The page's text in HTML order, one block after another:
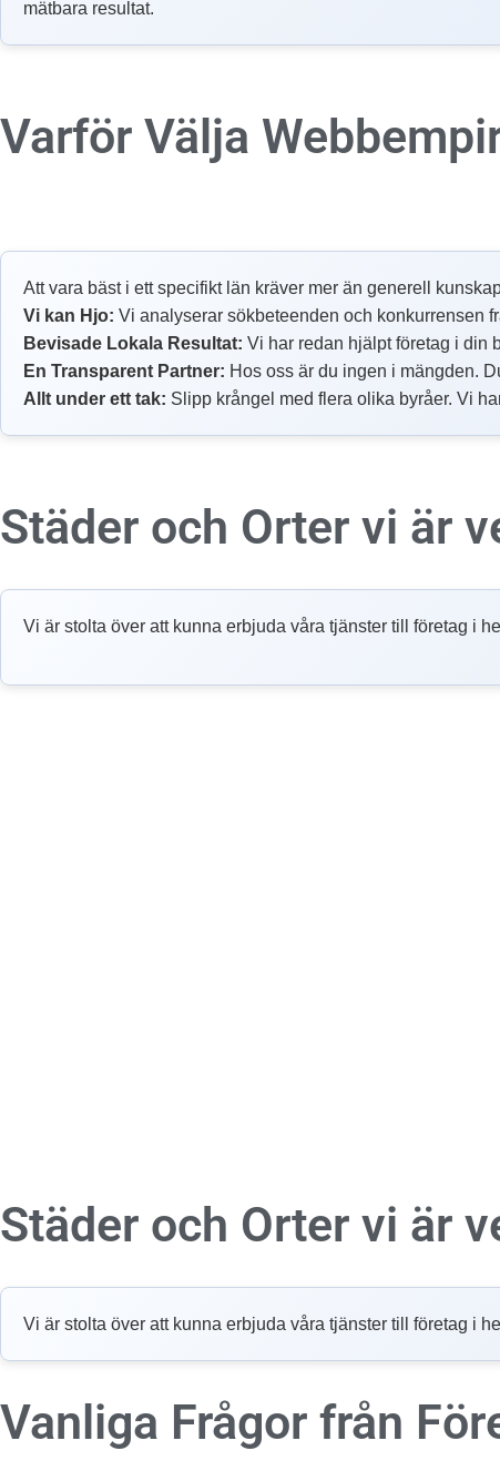
mätbara resultat.
Varför Välja
Att vara bäst i ett specifikt län kräver mer än generell
Vi kan Hjo: Vi analyserar sökbeteenden och konkurrensen
Bevisade Lokala Resultat: Vi har redan hjälpt företag i din
En Transparent Partner: Hos oss är du ingen i mängden.
Allt under ett tak: Slipp krångel med flera olika byråer. Vi
Städer och Orter vi är
Vi är stolta över att kunna erbjuda våra tjänster till företag i
Städer och Orter vi är
Vi är stolta över att kunna erbjuda våra tjänster till företag i
Vanliga Frågor från